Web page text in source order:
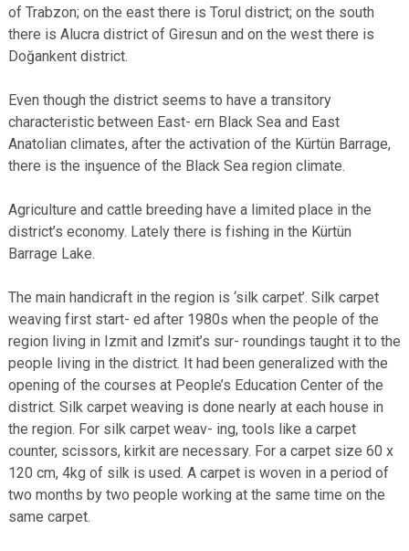
of Trabzon; on the east there is Torul district; on the south
there is Alucra district of Giresun and on the west there is
Doğankent district.
Even though the district seems to have a transitory
characteristic between East- ern Black Sea and East
Anatolian climates, after the activation of the Kürtün Barrage,
there is the inşuence of the Black Sea region climate.
Agriculture and cattle breeding have a limited place in the
district’s economy. Lately there is fishing in the Kürtün
Barrage Lake.
The main handicraft in the region is ‘silk carpet’. Silk carpet
weaving first start- ed after 1980s when the people of the
region living in Izmit and Izmit’s sur- roundings taught it to the
people living in the district. It had been generalized with the
opening of the courses at People’s Education Center of the
district. Silk carpet weaving is done nearly at each house in
the region. For silk carpet weav- ing, tools like a carpet
counter, scissors, kirkit are necessary. For a carpet size 60 x
120 cm, 4kg of silk is used. A carpet is woven in a period of
two months by two people working at the same time on the
same carpet.